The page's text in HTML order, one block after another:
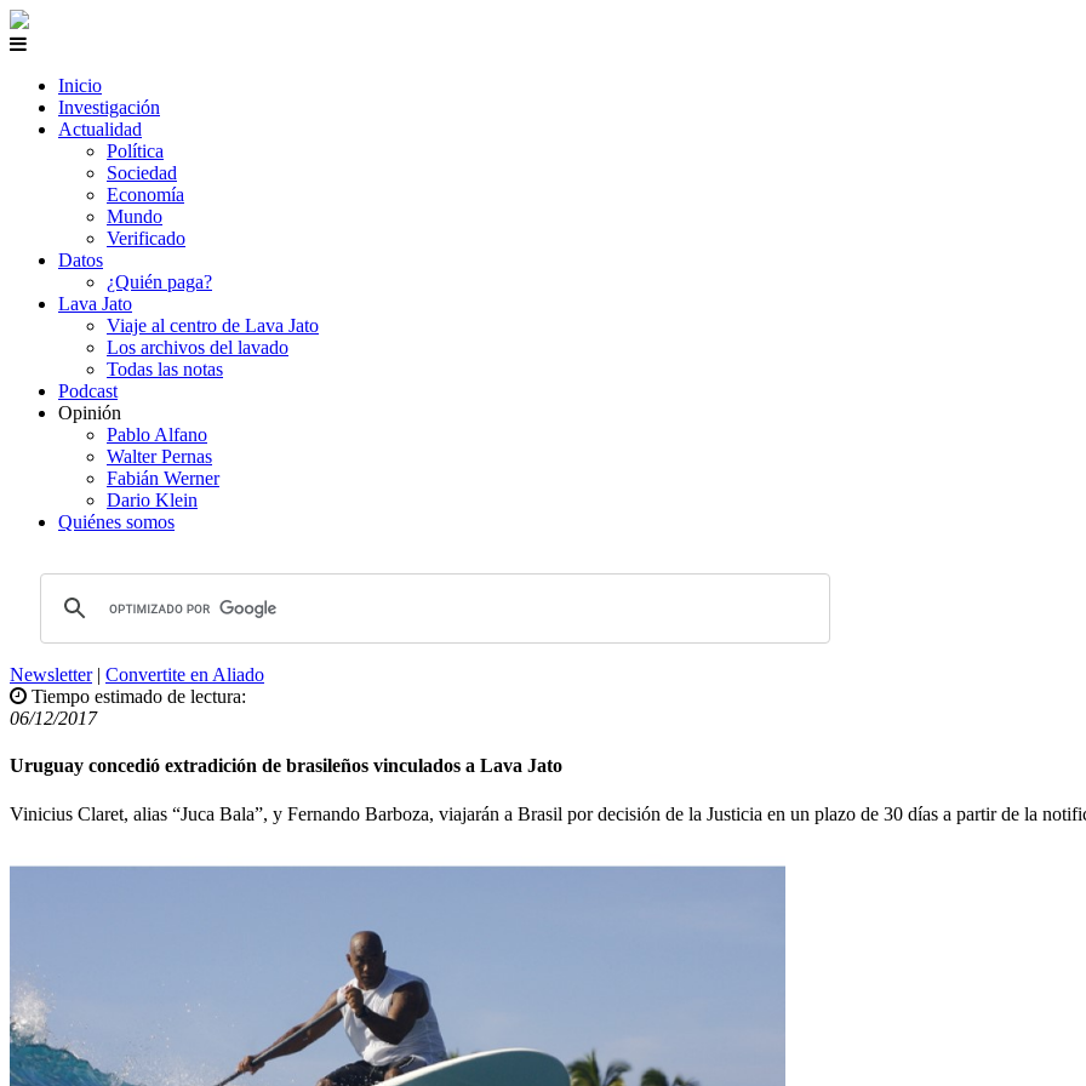
Inicio
Investigación
Actualidad
Política
Sociedad
Economía
Mundo
Verificado
Datos
¿Quién paga?
Lava Jato
Viaje al centro de Lava Jato
Los archivos del lavado
Todas las notas
Podcast
Opinión
Pablo Alfano
Walter Pernas
Fabián Werner
Dario Klein
Quiénes somos
Newsletter| Convertite en Aliado
Tiempo estimado de lectura:
06/12/2017
Uruguay concedió extradición de brasileños vinculados a Lava Jato
Vinicius Claret, alias “Juca Bala”, y Fernando Barboza, viajarán a Brasil por decisión de la Justicia en un plazo de 30 días a partir de la